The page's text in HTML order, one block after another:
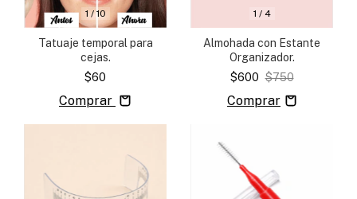
1 /10
Tatuaje temporal para
cejas.
$60
Comprar
1 / 4
Almohada con Estante
Organizador.
$600 $750